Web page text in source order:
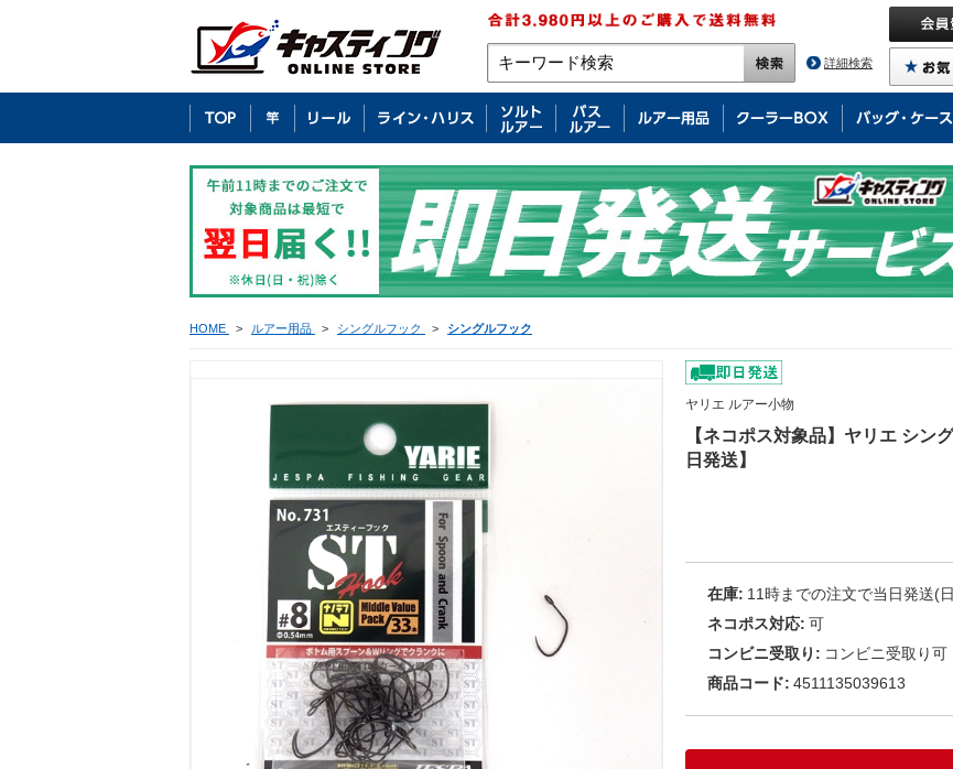
詳細検索
HOME > ルアー用品 > シングルフック > シングルフック
ヤリエ ルアー小物
【ネコポス対象品】ヤリエ シン
日発送】
在庫: 11時までの注文で当日発送(
ネコポス対応: 可
コンビニ受取り: コンビニ受取り可
商品コード: 4511135039613